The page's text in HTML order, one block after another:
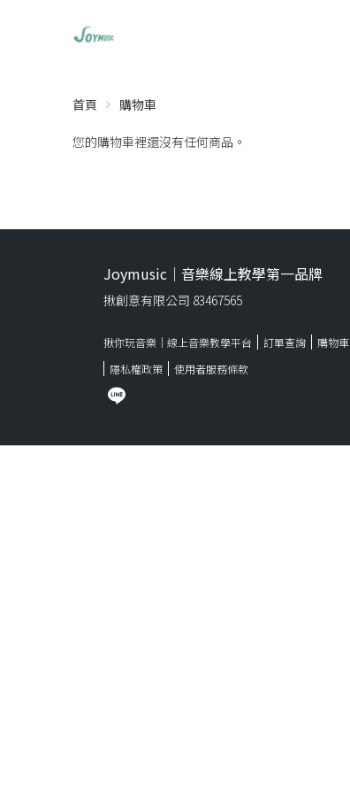
首頁 購物車
您的購物車裡還沒有任何商品。
Joymusic｜音樂線上教學第一品牌
揪創意有限公司 83467565
揪你玩音樂｜線上音樂教學平台 訂單查詢
購物車
隱私權政策
使用者服務條款